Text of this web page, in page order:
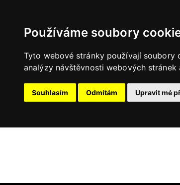
Používáme soubory
Tyto webové stránky používají soubory
analýzy návštěvnosti webových
Souhlasím Odmítám Upravit mé